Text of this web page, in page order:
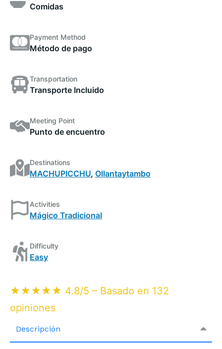
Comidas
Payment Method
Método de pago
Transportation
Transporte Incluido
Meeting Point
Punto de encuentro
Destinations
MACHUPICCHU, Ollantaytambo
Activities
Mágico Tradicional
Difficulty
Easy
★★★★★ 4.8/5 – Basado en 132
opiniones
Descripción